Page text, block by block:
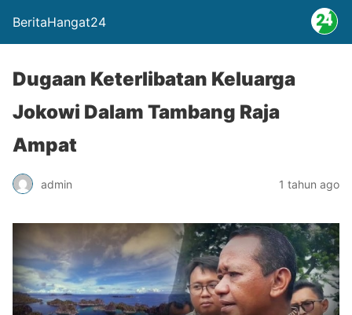
BeritaHangat24
Dugaan Keterlibatan Keluarga
Jokowi Dalam Tambang Raja
Ampat
admin 1 tahun ago